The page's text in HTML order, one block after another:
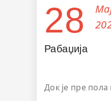
28
Рабаџија
Док је пре